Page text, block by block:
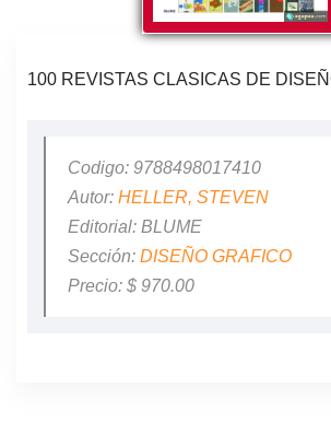
100 REVISTAS CLASICAS DE
Codigo: 9788498017410
Autor: HELLER, STEVEN
Editorial: BLUME
Sección: DISEÑO GRAFICO
Precio: $ 970.00